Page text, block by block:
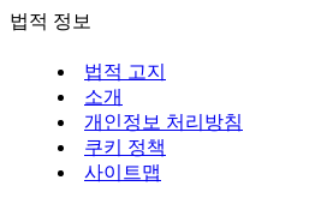
법적 정보
법적 고지
소개
개인정보 처리방침
쿠키 정책
사이트맵